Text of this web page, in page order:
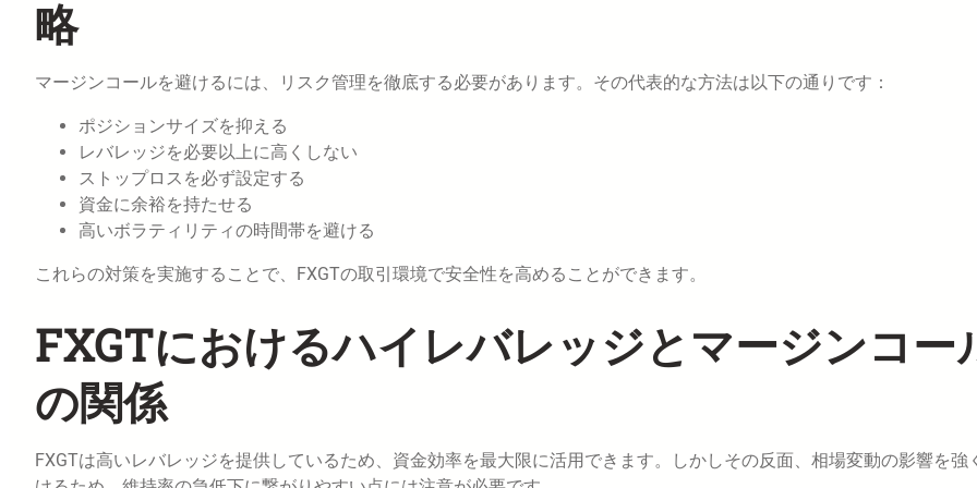
略
マージンコールを避けるには、リスク管理を徹底する必要があります。その代表的な方法は以下の通りです：
ポジションサイズを抑える
レバレッジを必要以上に高くしない
ストップロスを必ず設定する
資金に余裕を持たせる
高いボラティリティの時間帯を避ける
これらの対策を実施することで、FXGTの取引環境で安全性を高めることができます。
FXGTにおけるハイレバレッジとマージンコー
の関係
FXGTは高いレバレッジを提供しているため、資金効率を最大限に活用できます。しかしその反面、相場変動の影響を強